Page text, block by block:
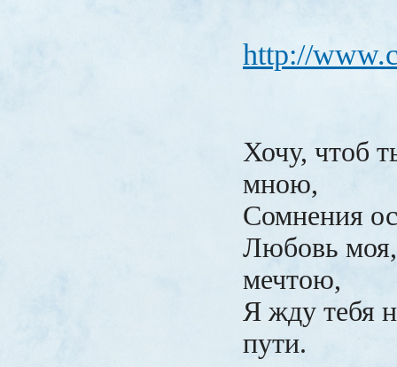
http://
Хочу, чтоб
мною,
Сомнения
Любовь
мечтою,
Я жду тебя
пути.